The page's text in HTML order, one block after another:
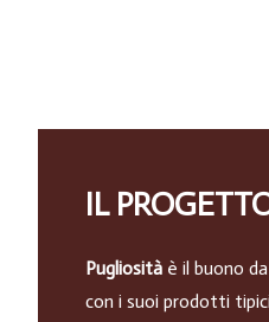
IL
Pugliosità è il buono
con i suoi prodotti